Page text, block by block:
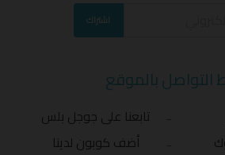
اشتراك
التواصل بالموقع
تابعنا على جوجل بلس
أضف كوبون لدينا